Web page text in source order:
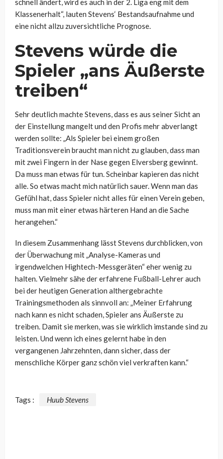
schnell ändert, wird es auch in der 2. Liga eng mit dem
Klassenerhalt“, lauten Stevens‘ Bestandsaufnahme und
eine nicht allzu zuversichtliche Prognose.
Stevens würde die
Spieler „ans Äußerste
treiben“
Sehr deutlich machte Stevens, dass es aus seiner Sicht an
der Einstellung mangelt und den Profis mehr abverlangt
werden sollte: „Als Spieler bei einem großen
Traditionsverein braucht man nicht zu glauben, dass man
mit zwei Fingern in der Nase gegen Elversberg gewinnt.
Da muss man etwas für tun. Scheinbar kapieren das nicht
alle. So etwas macht mich natürlich sauer. Wenn man das
Gefühl hat, dass Spieler nicht alles für einen Verein geben,
muss man mit einer etwas härteren Hand an die Sache
herangehen.“
In diesem Zusammenhang lässt Stevens durchblicken, von
der Überwachung mit „Analyse-Kameras und
irgendwelchen Hightech-Messgeräten“ eher wenig zu
halten. Vielmehr sähe der erfahrene Fußball-Lehrer auch
bei der heutigen Generation althergebrachte
Trainingsmethoden als sinnvoll an: „Meiner Erfahrung
nach kann es nicht schaden, Spieler ans Äußerste zu
treiben. Damit sie merken, was sie wirklich imstande sind zu
leisten. Und wenn ich eines gelernt habe in den
vergangenen Jahrzehnten, dann sicher, dass der
menschliche Körper ganz schön viel verkraften kann.“
Tags : Huub Stevens